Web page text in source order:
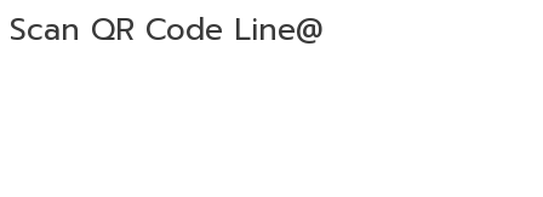
Scan QR Code Line@